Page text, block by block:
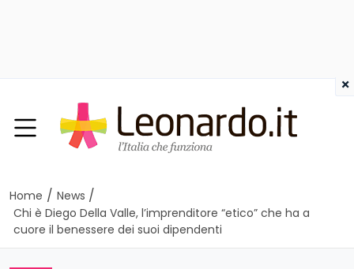
Home / News /
Chi è Diego Della Valle, l’imprenditore “etico” che ha a
cuore il benessere dei suoi dipendenti
×